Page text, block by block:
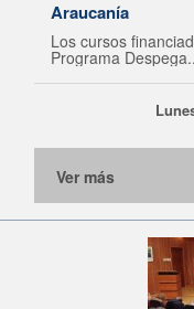
Araucanía
Los cursos
Programa
Ver más